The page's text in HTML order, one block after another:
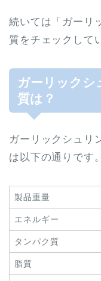
続いては「ガーリ
質をチェックして
ガーリックシ
質は？
ガーリックシュリ
は以下の通りです。
製品重量
エネルギー
タンパク質
脂質